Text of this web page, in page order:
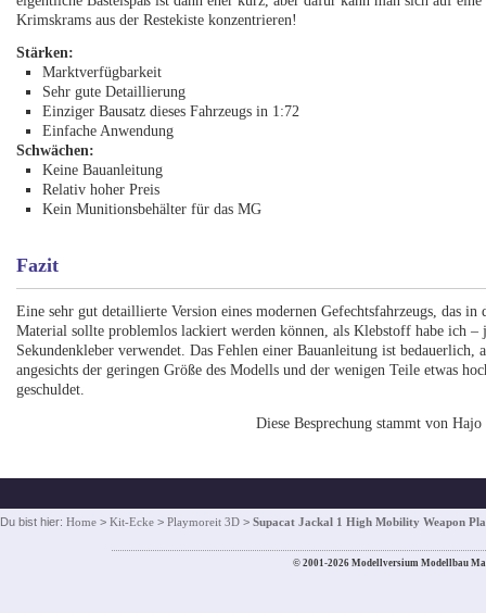
Krimskrams aus der Restekiste konzentrieren!
Stärken:
Marktverfügbarkeit
Sehr gute Detaillierung
Einziger Bausatz dieses Fahrzeugs in 1:72
Einfache Anwendung
Schwächen:
Keine Bauanleitung
Relativ hoher Preis
Kein Munitionsbehälter für das MG
Fazit
Eine sehr gut detaillierte Version eines modernen Gefechtsfahrzeugs, das
Material sollte problemlos lackiert werden können, als Klebstoff habe ich
Sekundenkleber verwendet. Das Fehlen einer Bauanleitung ist
angesichts der geringen Größe des Modells und der wenigen Teile etwas
geschuldet.
Diese Besprechung stammt von
Du bist hier: Home > Kit-Ecke > Playmoreit 3D > Supacat Jackal 1 High Mobility Weapon
© 2001-2026 Modellversium Modellbau